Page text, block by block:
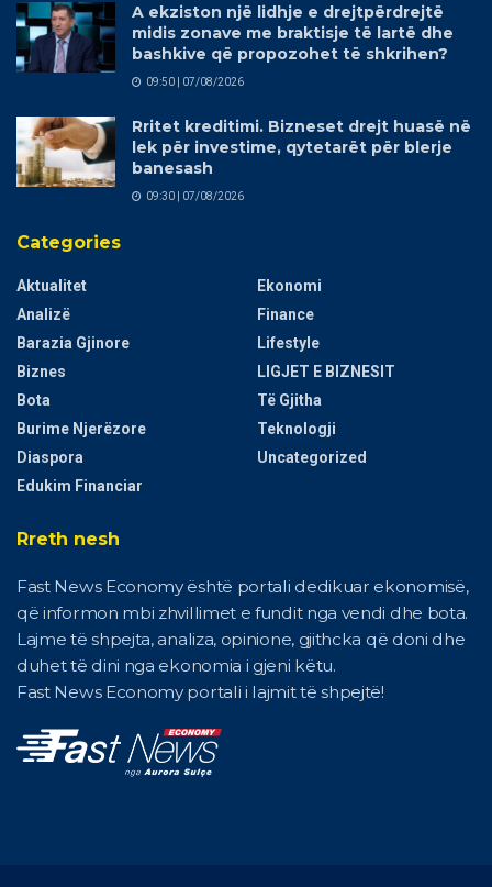
A ekziston një lidhje e drejtpërdrejtë
midis zonave me braktisje të lartë dhe
bashkive që propozohet të shkrihen?
09:50 | 07/08/2026
Rritet kreditimi. Bizneset drejt huasë në
lek për investime, qytetarët për blerje
banesash
09:30 | 07/08/2026
Categories
Aktualitet
Analizë
Barazia Gjinore
Biznes
Bota
Burime Njerëzore
Diaspora
Edukim Financiar
Ekonomi
Finance
Lifestyle
LIGJET E BIZNESIT
Të Gjitha
Teknologji
Uncategorized
Rreth nesh
Fast News Economy është portali dedikuar ekonomisë,
që informon mbi zhvillimet e fundit nga vendi dhe bota.
Lajme të shpejta, analiza, opinione, gjithcka që doni dhe
duhet të dini nga ekonomia i gjeni këtu.
Fast News Economy portali i lajmit të shpejtë!